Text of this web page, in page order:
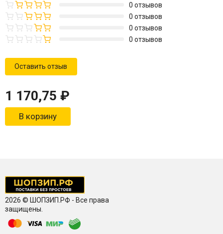
0 отзывов
0 отзывов
0 отзывов
0 отзывов
Оставить отзыв
1 170,75 ₽
В корзину
2026 © ШОПЗИП.РФ - Все права
защищены.